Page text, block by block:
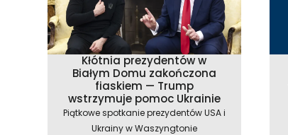
Kłótnia prezydentów w
Białym Domu zakończona
fiaskiem — Trump
wstrzymuje pomoc Ukrainie
Piątkowe spotkanie prezydentów USA i
Ukrainy w Waszyngtonie